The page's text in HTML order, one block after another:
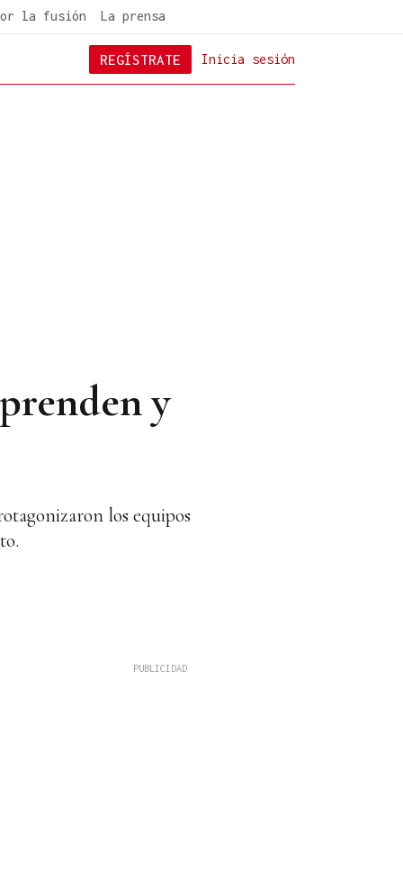
la fusión La prensa
Inicia sesión
REGÍSTRATE
y
los equipos